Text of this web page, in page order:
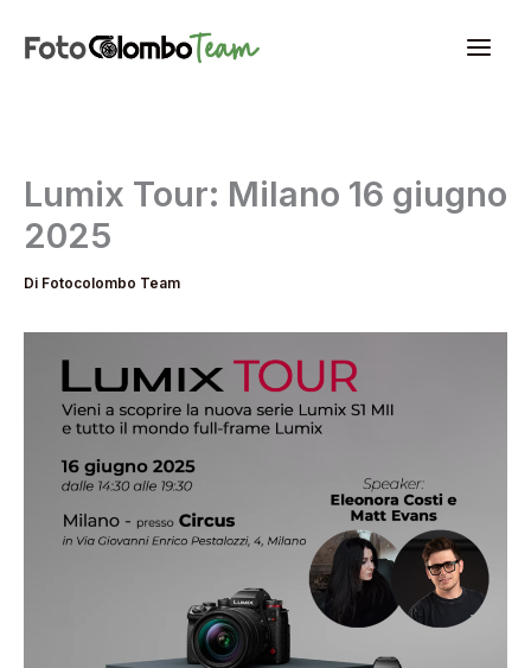
Lumix Tour: Milano 16 giugno
2025
Di Fotocolombo Team